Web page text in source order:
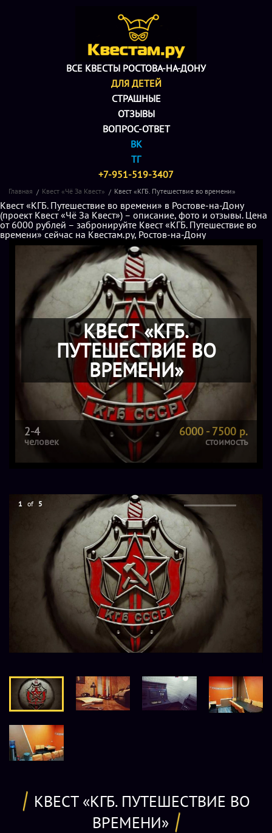
ВСЕ КВЕСТЫ РОСТОВА-НА-ДОНУ
ДЛЯ ДЕТЕЙ
СТРАШНЫЕ
ОТЗЫВЫ
ВОПРОС-ОТВЕТ
ВК
ТГ
+7-951-519-3407
Главная Квест «Чё За Квест» Квест «КГБ. Путешествие во времени»
Квест «КГБ. Путешествие во времени» в Ростове-на-Дону
(проект Квест «Чё За Квест») – описание, фото и отзывы. Цена
от 6000 рублей – забронируйте Квест «КГБ. Путешествие во
времени» сейчас на Квестам.ру, Ростов-на-Дону
КВЕСТ «КГБ.
ПУТЕШЕСТВИЕ ВО
ВРЕМЕНИ»
2-4
человек
6000 - 7500 р.
стоимость
1 of 5
КВЕСТ «КГБ. ПУТЕШЕСТВИЕ ВО
ВРЕМЕНИ»